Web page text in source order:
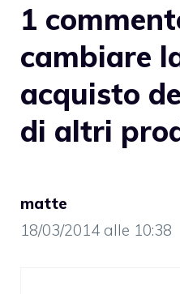
1
cambiare
acquisto
di altri
matte
18/03/2014 alle 10:38